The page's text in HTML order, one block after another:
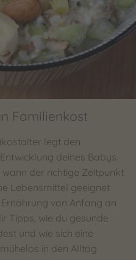
Familienkost
legt den
deines Babys.
der richtige Zeitpunkt
Lebensmittel geeignet
von Anfang an
Tipps, wie du gesunde
und wie sich eine
in den Alltag